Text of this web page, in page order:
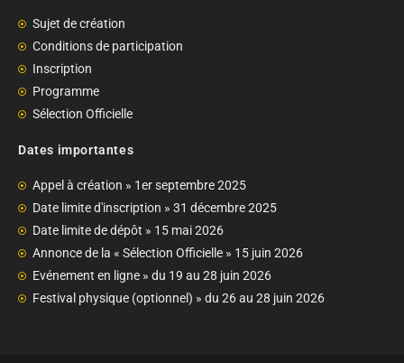
Sujet de création
Conditions de participation
Inscription
Programme
Sélection Officielle
Dates importantes
Appel à création » 1er septembre 2025
Date limite d'inscription » 31 décembre 2025
Date limite de dépôt » 15 mai 2026
Annonce de la « Sélection Officielle » 15 juin 2026
Evénement en ligne » du 19 au 28 juin 2026
Festival physique (optionnel) » du 26 au 28 juin 2026